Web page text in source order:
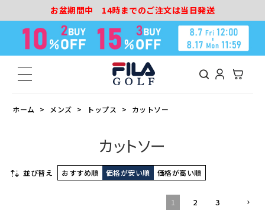
お盆期間中 14時までのご注文は当日発送
ホーム メンズ トップス カットソー
カットソー
並び替え おすすめ順 価格が安い順 価格が高い順
1 2 3